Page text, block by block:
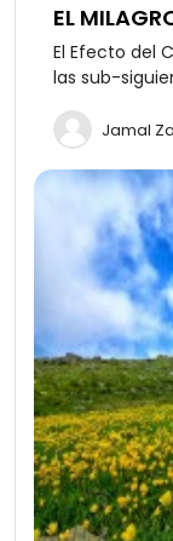
EL
DE
El Efecto del
las sub-
Jamal